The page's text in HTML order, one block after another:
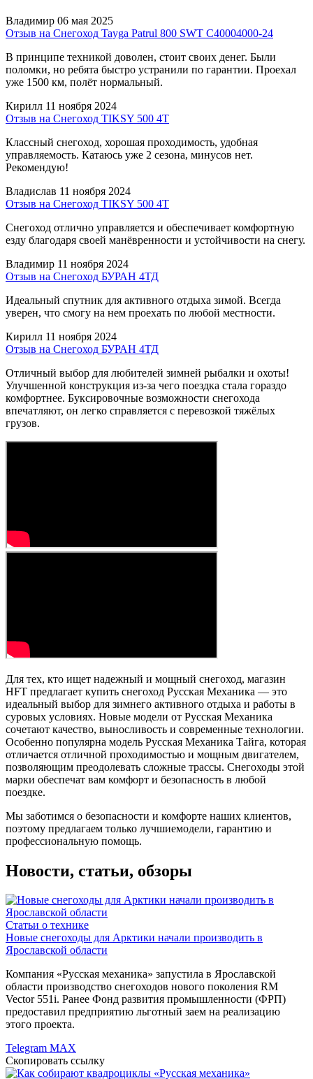
Владимир 06 мая 2025
Отзыв на Снегоход Tayga Patrul 800 SWT C40004000-24
В принципе техникой доволен, стоит своих денег. Были
поломки, но ребята быстро устранили по гарантии. Проехал
уже 1500 км, полёт нормальный.
Кирилл 11 ноября 2024
Отзыв на Снегоход TIKSY 500 4T
Классный снегоход, хорошая проходимость, удобная
управляемость. Катаюсь уже 2 сезона, минусов нет.
Рекомендую!
Владислав 11 ноября 2024
Отзыв на Снегоход TIKSY 500 4T
Снегоход отлично управляется и обеспечивает комфортную
езду благодаря своей манёвренности и устойчивости на снегу.
Владимир 11 ноября 2024
Отзыв на Снегоход БУРАН 4ТД
Идеальный спутник для активного отдыха зимой. Всегда
уверен, что смогу на нем проехать по любой местности.
Кирилл 11 ноября 2024
Отзыв на Снегоход БУРАН 4ТД
Отличный выбор для любителей зимней рыбалки и охоты!
Улучшенной конструкция из-за чего поездка стала гораздо
комфортнее. Буксировочные возможности снегохода
впечатляют, он легко справляется с перевозкой тяжёлых
грузов.
Для тех, кто ищет надежный и мощный снегоход, магазин
HFT предлагает купить снегоход Русская Механика — это
идеальный выбор для зимнего активного отдыха и работы в
суровых условиях. Новые модели от Русская Механика
сочетают качество, выносливость и современные технологии.
Особенно популярна модель Русская Механика Тайга, которая
отличается отличной проходимостью и мощным двигателем,
позволяющим преодолевать сложные трассы. Снегоходы этой
марки обеспечат вам комфорт и безопасность в любой
поездке.
Мы заботимся о безопасности и комфорте наших клиентов,
поэтому предлагаем только лучшиемодели, гарантию и
профессиональную помощь.
Новости, статьи, обзоры
Статьи о технике
Новые снегоходы для Арктики начали производить в
Ярославской области
Компания «Русская механика» запустила в Ярославской
области производство снегоходов нового поколения RM
Vector 551i. Ранее Фонд развития промышленности (ФРП)
предоставил предприятию льготный заем на реализацию
этого проекта.
Telegram MAX
Скопировать ссылку